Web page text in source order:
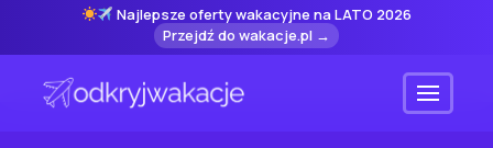
Najlepsze oferty wakacyjne na LATO 2026
Przejdź do wakacje.pl →
Menu